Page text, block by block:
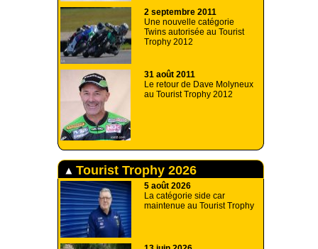
2 septembre 2011
Une nouvelle catégorie
Twins autorisée au Tourist
Trophy 2012
31 août 2011
Le retour de Dave Molyneux
au Tourist Trophy 2012
Tourist Trophy 2026
5 août 2026
La catégorie side car
maintenue au Tourist Trophy